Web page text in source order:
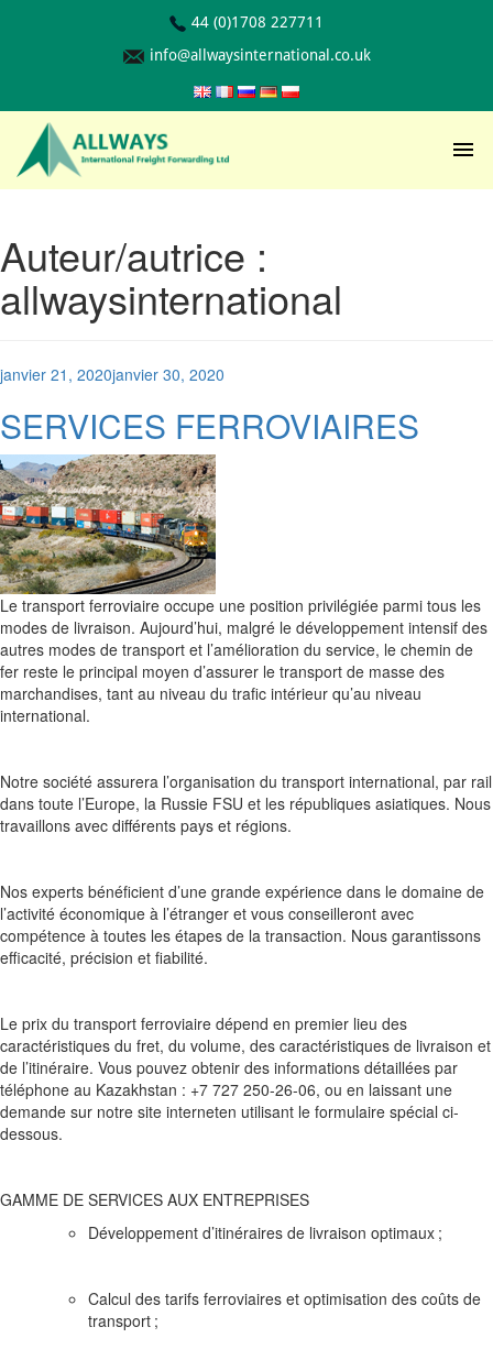
44 (0)1708 227711
info@allwaysinternational.co.uk
Auteur/autrice :
allwaysinternational
Posted
janvier 21, 2020janvier 30, 2020
SERVICES FERROVIAIRES
Le transport ferroviaire occupe une position privilégiée parmi tous les
modes de livraison. Aujourd’hui, malgré le développement intensif des
autres modes de transport et l’amélioration du service, le chemin de
fer reste le principal moyen d’assurer le transport de masse des
marchandises, tant au niveau du trafic intérieur qu’au niveau
international.
Notre société assurera l’organisation du transport international, par rail
dans toute l’Europe, la Russie FSU et les républiques asiatiques. Nous
travaillons avec différents pays et régions.
Nos experts bénéficient d’une grande expérience dans le domaine de
l’activité économique à l’étranger et vous conseilleront avec
compétence à toutes les étapes de la transaction. Nous garantissons
efficacité, précision et fiabilité.
Le prix du transport ferroviaire dépend en premier lieu des
caractéristiques du fret, du volume, des caractéristiques de livraison et
de l’itinéraire. Vous pouvez obtenir des informations détaillées par
téléphone au Kazakhstan : +7 727 250-26-06, ou en laissant une
demande sur notre site interneten utilisant le formulaire spécial ci-
dessous.
GAMME DE SERVICES AUX ENTREPRISES
Développement d’itinéraires de livraison optimaux ;
Calcul des tarifs ferroviaires et optimisation des coûts de
transport ;